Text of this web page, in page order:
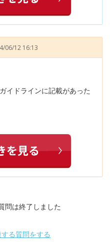
06/12 16:13
イドラインに記載があった
問は終了しました
る質問をする